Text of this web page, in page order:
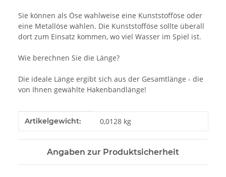
Sie können als Öse wahlweise eine Kunststofföse oder
eine Metallöse wählen. Die Kunststofföse sollte überall
dort zum Einsatz kommen, wo viel Wasser im Spiel ist.
Wie berechnen Sie die Länge?
Die ideale Länge ergibt sich aus der Gesamtlänge - die
von Ihnen gewählte Hakenbandlänge!
Produkteigenschaft
Wert
Artikelgewicht: 0,0128 kg
Angaben zur Produktsicherheit